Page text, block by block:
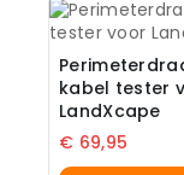
kabel tester
LandXcape
€ 69,95